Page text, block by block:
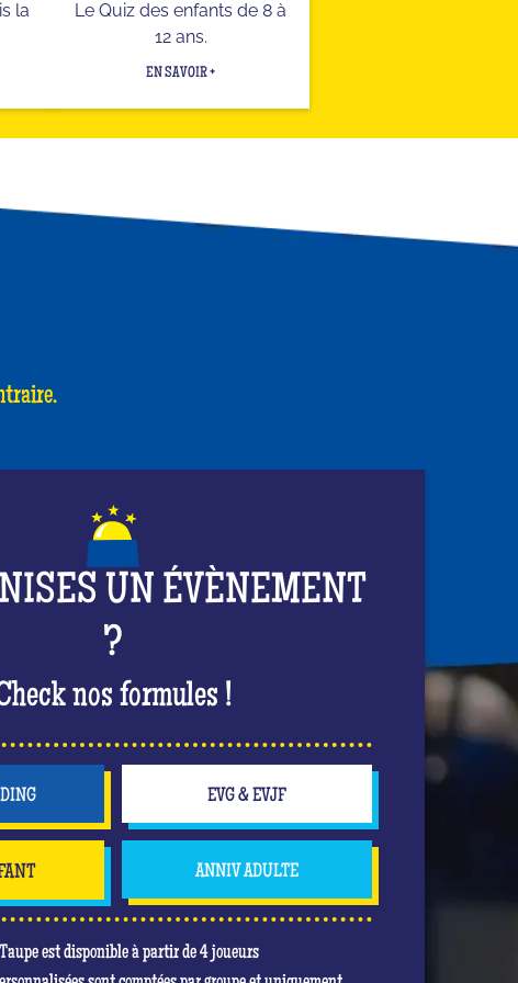
la
Le Quiz des enfants de 8 à
12 ans.
EN SAVOIR +
UN ÉVÈNEMENT
?
nos formules !
EVG & EVJF
ANNIV ADULTE
est disponible à partir de 4 joueurs